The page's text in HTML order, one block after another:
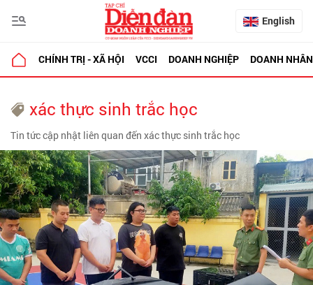
English
CHÍNH TRỊ - XÃ HỘI VCCI DOANH NGHIỆP DOANH NHÂN
xác thực sinh trắc học
Tin tức cập nhật liên quan đến xác thực sinh trắc học